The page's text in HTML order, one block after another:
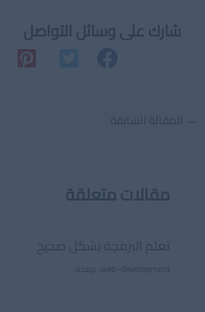
شارك على وسائل التواصل
Post
→ المقالة السابقة
مقالات متعلقة
تعلم البرمجة بشكل صحيح
web-development برمجة